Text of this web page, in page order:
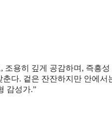
조용히 깊게 공감하며, 즉흥성
다. 겉은 잔잔하지만 안에서
감성가.”